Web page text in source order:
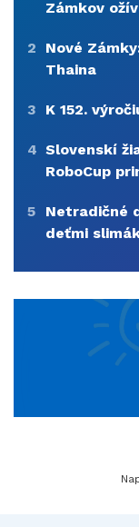
Zámkov
2
Nové
Thaina
3 K 152.
4 Slovenskí
RoboCup
5
Netradičné
deťmi